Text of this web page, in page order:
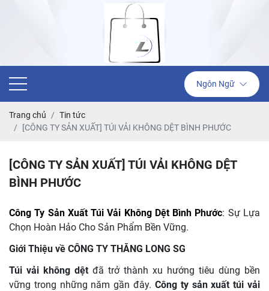
Ngôn Ngữ
Trang chủ
Tin tức
[CÔNG TY SẢN XUẤT] TÚI VẢI KHÔNG DỆT BÌNH PHƯỚC
[CÔNG TY SẢN XUẤT] TÚI VẢI KHÔNG DỆT
BÌNH PHƯỚC
Công Ty Sản Xuất Túi Vải Không Dệt Bình Phước: Sự Lựa
Chọn Hoàn Hảo Cho Sản Phẩm Bền Vững.
Giới Thiệu về CÔNG TY THĂNG LONG SG
Túi vải không dệt đã trở thành xu hướng tiêu dùng bền
vững trong những năm gần đây. Công ty sản xuất túi vải